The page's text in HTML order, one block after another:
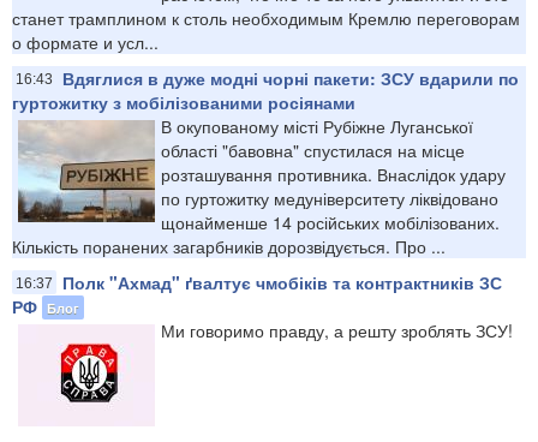
станет трамплином к столь необходимым Кремлю переговорам
о формате и усл...
16:43
Вдяглися в дуже модні чорні пакети: ЗСУ вдарили по
гуртожитку з мобілізованими росіянами
В окупованому місті Рубіжне Луганської
області "бавовна" спустилася на місце
розташування противника. Внаслідок удару
по гуртожитку медуніверситету ліквідовано
щонайменше 14 російських мобілізованих.
Кількість поранених загарбників дорозвідується. Про ...
16:37
Полк "Ахмад" ґвалтує чмобіків та контрактників ЗС
РФ Блог
Ми говоримо правду, а решту зроблять ЗСУ!